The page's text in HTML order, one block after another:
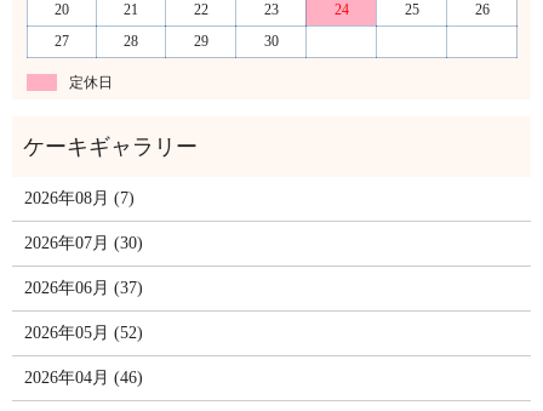
20
21 22 23 24 25
26
27
28 29 30
定休日
2026年08月 (7)
2026年07月 (30)
2026年06月 (37)
2026年05月 (52)
2026年04月 (46)